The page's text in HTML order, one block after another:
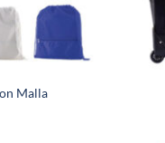
Malla